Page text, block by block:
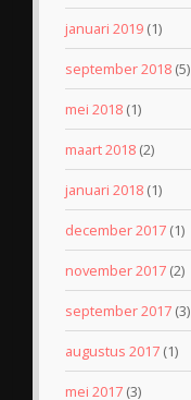
januari 2019 (1)
september 2018 (5)
mei 2018 (1)
maart 2018 (2)
januari 2018 (1)
december 2017 (1)
november 2017 (2)
september 2017 (3)
augustus 2017 (1)
mei 2017 (3)